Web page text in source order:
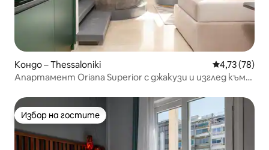
Кондо – Thessaloniki Средна
4,73 (78)
Апартамент Oriana Superior с джакузи и изглед към
Избор на гостите
Избор на гостите